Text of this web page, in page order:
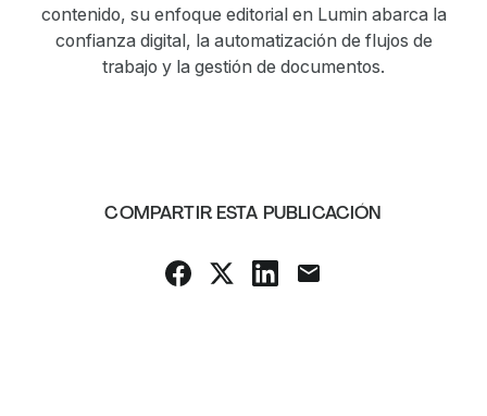
contenido, su enfoque editorial en Lumin abarca la
confianza digital, la automatización de flujos de
trabajo y la gestión de documentos.
COMPARTIR ESTA PUBLICACIÓN